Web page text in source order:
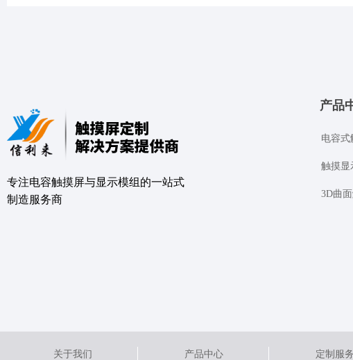
专注电容触摸屏与显示模组的⼀站式
制造服务商
产品
电容式
触摸显
3D曲
关于我们 产品中心 定制服务